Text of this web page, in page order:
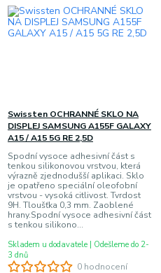
0 hodnocení
Swissten OCHRANNÉ SKLO NA
DISPLEJ SAMSUNG A155F GALAXY
A15 / A15 5G RE 2,5D
Spodní vysoce adhesivní část s
tenkou silikonovou vrstvou, která
výrazně zjednodušší aplikaci. Sklo
je opatřeno speciální oleofobní
vrstvou - vysoká citlivost. Tvrdost
9H. Tloušťka 0,3 mm. Zaoblené
hrany.Spodní vysoce adhesivní část
s tenkou silikono...
Skladem u dodavatele | Odešleme do 2-
3 dnů